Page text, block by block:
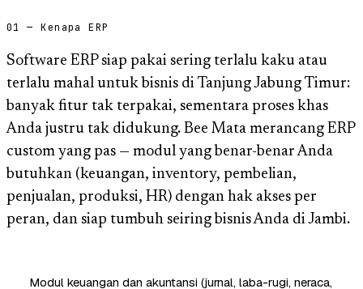
01 — Kenapa ERP
Software ERP siap pakai sering terlalu kaku atau
terlalu mahal untuk bisnis di Tanjung Jabung Timur:
banyak fitur tak terpakai, sementara proses khas
Anda justru tak didukung. Bee Mata merancang ERP
custom yang pas — modul yang benar-benar Anda
butuhkan (keuangan, inventory, pembelian,
penjualan, produksi, HR) dengan hak akses per
peran, dan siap tumbuh seiring bisnis Anda di Jambi.
Modul keuangan dan akuntansi (jurnal, laba-rugi, neraca,